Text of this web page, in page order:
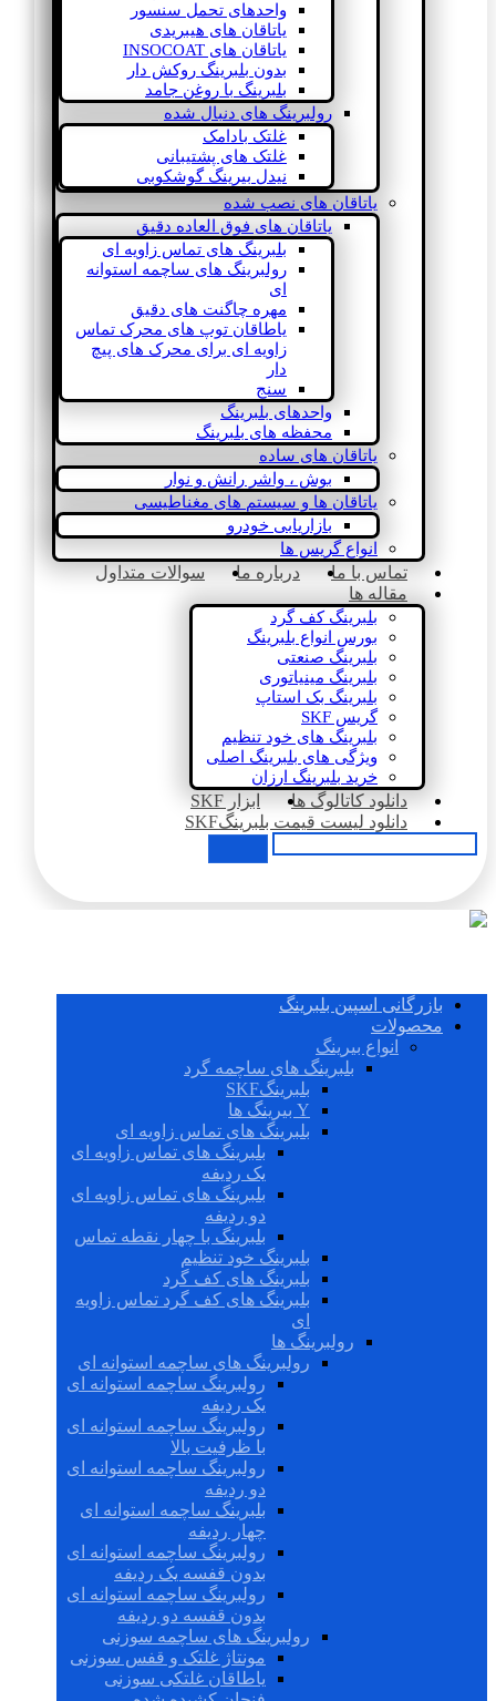
واحدهای تحمل سنسور
یاتاقان های هیبریدی
یاتاقان های INSOCOAT
بدون بلبرینگ روکش دار
بلبرینگ با روغن جامد
رولبرینگ های دنبال شده
غلتک بادامک
غلتک های پشتیبانی
نیدل بیرینگ گوشکوبی
یاتاقان های نصب شده
یاتاقان های فوق العاده دقیق
بلبرینگ های تماس زاویه ای
رولبرینگ های ساچمه استوانه
ای
مهره چاگنت های دقیق
یاطاقان توپ های محرک تماس
زاویه ای برای محرک های پیچ
دار
سنج
واحدهای بلبرینگ
محفظه های بلبرینگ
یاتاقان های ساده
بوش ، واشر رانش و نوار
یاتاقان ها و سیستم های مغناطیسی
بازاریابی خودرو
انواع گریس ها
تماس با ما درباره ما
سوالات متداول
مقاله ها
بلبرینگ کف گرد
بورس انواع بلبرینگ
بلبرینگ صنعتی
بلبرینگ مینیاتوری
بلبرینگ بک استاپ
گریس SKF
بلبرینگ های خود تنظیم
ویژگی های بلبرینگ اصلی
خرید بلبرینگ ارزان
دانلود کاتالوگ ها
ابزار SKF
دانلود لیست قیمت بلبرینگSKF
بازرگانی اسپین بلبرینگ
محصولات
انواع بیرینگ
بلبرینگ های ساچمه گرد
بلبرینگSKF
Y بیرینگ ها
بلبرینگ های تماس زاویه ای
بلبرینگ های تماس زاویه ای
یک ردیفه
بلبرینگ های تماس زاویه ای
دو ردیفه
بلبرینگ با چهار نقطه تماس
بلبرینگ خود تنظیم
بلبرینگ های کف گرد
بلبرینگ های کف گرد تماس زاویه
ای
رولبرینگ ها
رولبرینگ های ساچمه استوانه ای
رولبرینگ ساچمه استوانه ای
یک ردیفه
رولبرینگ ساچمه استوانه ای
با ظرفیت بالا
رولبرینگ ساچمه استوانه ای
دو ردیفه
بلبرینگ ساچمه استوانه ای
چهار ردیفه
رولبرینگ ساچمه استوانه ای
بدون قفسه یک ردیفه
رولبرینگ ساچمه استوانه ای
بدون قفسه دو ردیفه
رولبرینگ های ساچمه سوزنی
مونتاژ غلتک و قفس سوزنی
یاطاقان غلتکی سوزنی